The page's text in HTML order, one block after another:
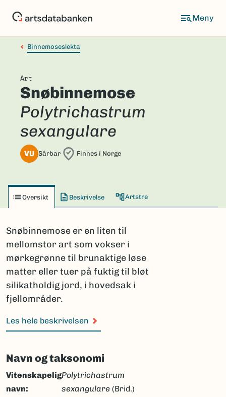
Binnemoseslekta
Art
Snøbinnemose
Polytrichastrum
sexangulare
VU Sårbar Finnes i Norge
Oversikt Beskrivelse Artstre
Snøbinnemose er en liten til
mellomstor art som vokser i
mørkegrønne til brunaktige løse
matter eller tuer på fuktig til bløt
silikatholdig jord, i hovedsak i
fjellområder.
Les hele beskrivelsen
Navn og taksonomi
Vitenskapelig
navn:
Polytrichastrum
sexangulare (Brid.)